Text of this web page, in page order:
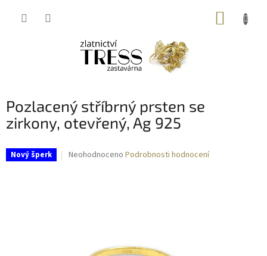
Pozlacený stříbrný prsten se
zirkony, otevřený, Ag 925
Nový šperk
Průměrné
Neohodnoceno Podrobnosti hodnocení